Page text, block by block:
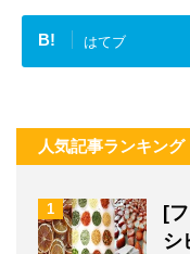
B! はてブ
人気記事ランキング
1
[
シ